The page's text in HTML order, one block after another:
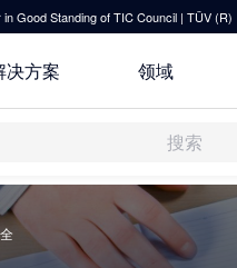
Good Standing of TIC Council | TÜV (R)
决方案
认证
领域